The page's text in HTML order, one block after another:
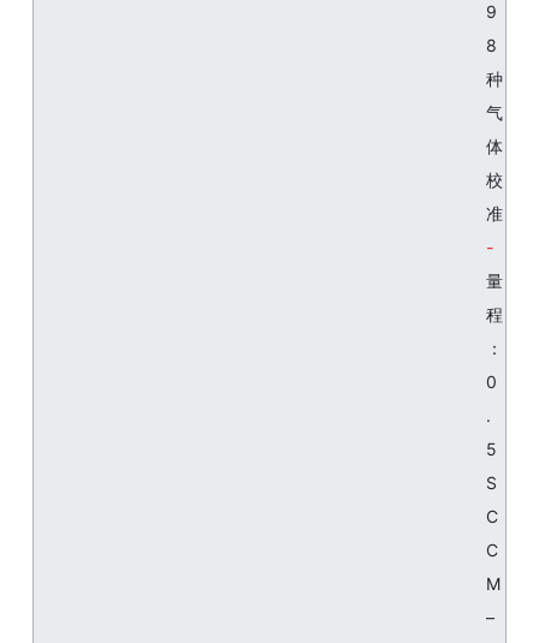
9
8
种
气
体
校
准
量
程
：
0
.
5
S
C
C
M
–